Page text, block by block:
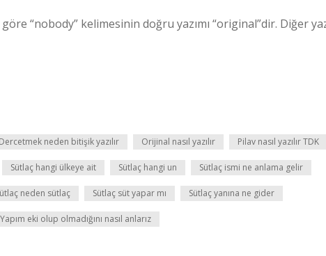
“nobody” kelimesinin doğru yazımı “original”dir. Diğer
Dercetmek neden bitişik yazılır Orijinal nasıl yazılır Pilav nasıl yazılır TDK
Sütlaç hangi ülkeye ait Sütlaç hangi un Sütlaç ismi ne anlama gelir
neden sütlaç Sütlaç süt yapar mı Sütlaç yanına ne gider
Yapım eki olup olmadığını nasıl anlarız